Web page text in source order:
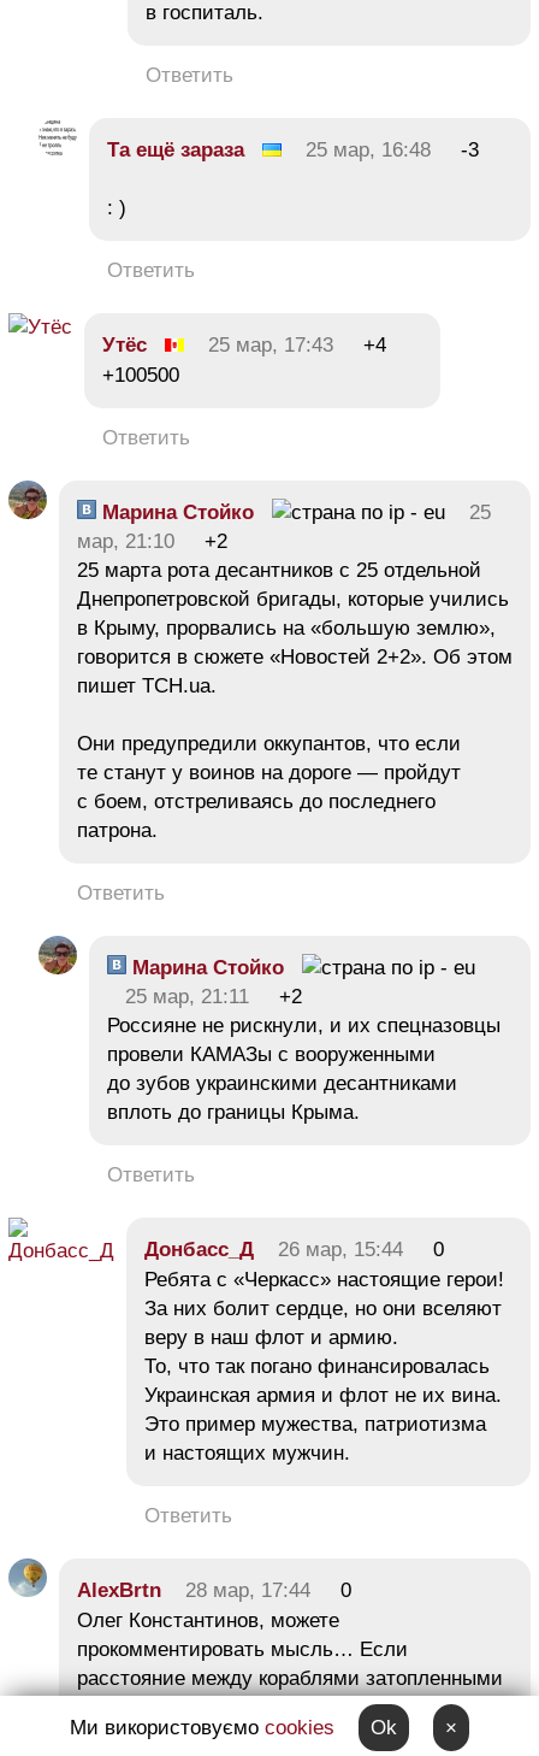
в госпиталь.
Ответить
Та ещё зараза 25 мар, 16:48 -3
: )
Ответить
Утёс 25 мар, 17:43
+4
+100500
Ответить
Марина Стойко
25
мар, 21:10
+2
25 марта рота десантников с 25 отдельной
Днепропетровской бригады, которые учились
в Крыму, прорвались на «большую землю»,
говорится в сюжете «Новостей 2+2». Об этом
пишет ТСН.ua.
Они предупредили оккупантов, что если
те станут у воинов на дороге — пройдут
с боем, отстреливаясь до последнего
патрона.
Ответить
Марина Стойко
25 мар, 21:11
+2
Россияне не рискнули, и их спецназовцы
провели КАМАЗы с вооруженными
до зубов украинскими десантниками
вплоть до границы Крыма.
Ответить
Донбасс_Д 26 мар, 15:44
0
Ребята с «Черкасс» настоящие герои!
За них болит сердце, но они вселяют
веру в наш флот и армию.
То, что так погано финансировалась
Украинская армия и флот не их вина.
Это пример мужества, патриотизма
и настоящих мужчин.
Ответить
AlexBrtn 28 мар, 17:44
0
Олег Константинов, можете
прокомментировать мысль… Если
расстояние между кораблями затопленными
в о.Донузлав составляет 11 метров (там
где «Ольшанский» пытался протиснуться),
Ми використовуємо cookies Ok ×